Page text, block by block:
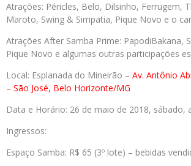
Atrações: Péricles, Belo, Dilsinho, Ferrugem,
Maroto, Swing & Simpatia, Pique Novo e o
Atrações After Samba Prime: PapodiBakana,
Pique Novo e algumas outras participações
Local: Esplanada do Mineirão – Av. Antônio
– São José, Belo Horizonte/MG
Data e Horário: 26 de maio de 2018, sábado,
Ingressos:
Espaço Samba: R$ 65 (3º lote) – bebidas